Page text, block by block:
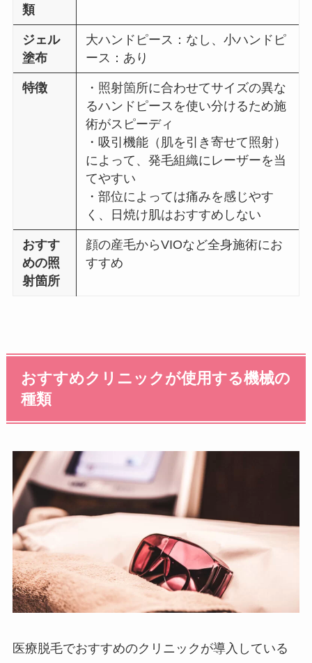
類
ジェル
塗布
大ハンドピース：なし、小ハンドピ
ース：あり
特徴
・照射箇所に合わせてサイズの異な
るハンドピースを使い分けるため施
術がスピーディ
・吸引機能（肌を引き寄せて照射）
によって、発毛組織にレーザーを当
てやすい
・部位によっては痛みを感じやす
く、日焼け肌はおすすめしない
おすす
めの照
射箇所
顔の産毛からVIOなど全身施術にお
すすめ
おすすめクリニックが使用する機械の
種類
医療脱毛でおすすめのクリニックが導入している